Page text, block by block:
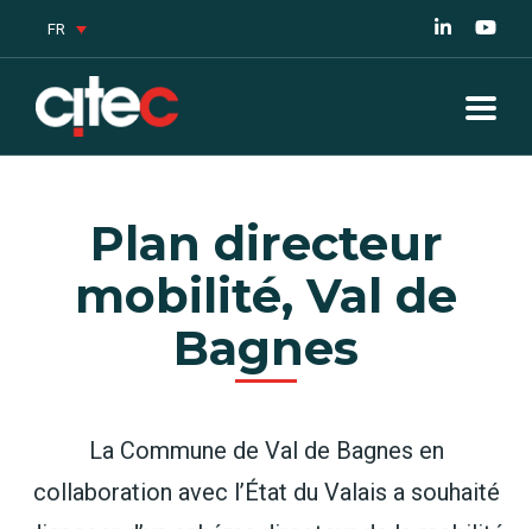
FR
Plan directeur
mobilité, Val de
Bagnes
La Commune de Val de Bagnes en
collaboration avec l’État du Valais a souhaité